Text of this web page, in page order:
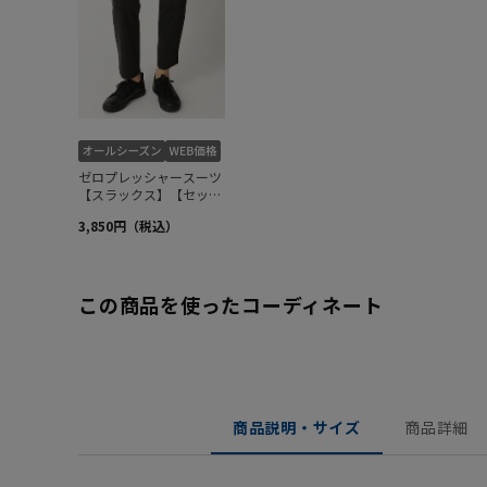
この商品を使ったコーディネート
商品説明・サイズ 商品詳細